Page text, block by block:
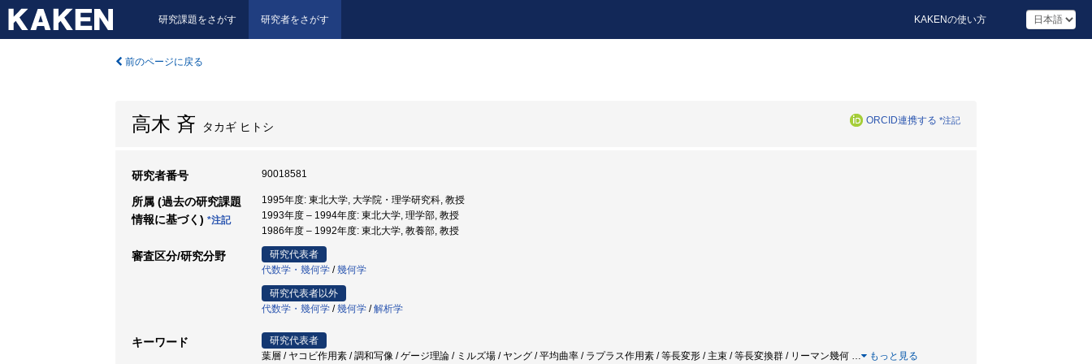
研究課題をさがす 研究者をさがす KAKENの使い方
前のページに戻る
高木 斉 タカギ ヒトシ ORCID連携する *注記
研究者番号 90018581
所属 (過去の研究課題
情報に基づく) *注記
1995年度: 東北大学, 大学院・理学研究科, 教授
1993年度 – 1994年度: 東北大学, 理学部, 教授
1986年度 – 1992年度: 東北大学, 教養部, 教授
審査区分/研究分野
研究代表者
代数学・幾何学 /幾何学
研究代表者以外
代数学・幾何学 /幾何学 /解析学
キーワード
研究代表者
葉層 / ヤコビ作用素 / 調和写像 / ゲージ理論 / ミルズ場 / ヤング / 平均曲率 / ラプラス作用素 / 等長変形 / 主束 / 等長変換群 / リーマン幾何 … もっと見る